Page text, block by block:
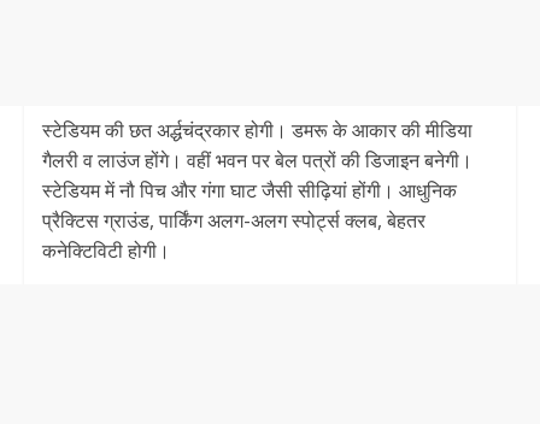
स्टेडियम की छत अर्द्धचंद्रकार होगी। डमरू के आकार की मीडिया
गैलरी व लाउंज होंगे। वहीं भवन पर बेल पत्रों की डिजाइन बनेगी।
स्टेडियम में नौ पिच और गंगा घाट जैसी सीढ़ियां होंगी। आधुनिक
प्रैक्टिस ग्राउंड, पार्किंग अलग-अलग स्पोर्ट्स क्लब, बेहतर
कनेक्टिविटी होगी।